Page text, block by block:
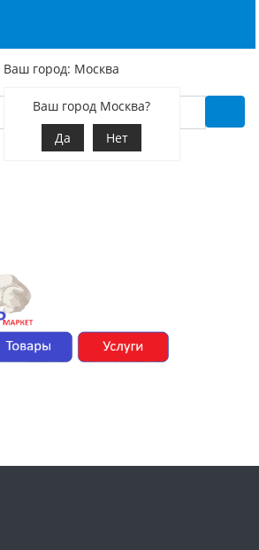
Ваш город: Москва
Ваш город Москва?
Да
Нет